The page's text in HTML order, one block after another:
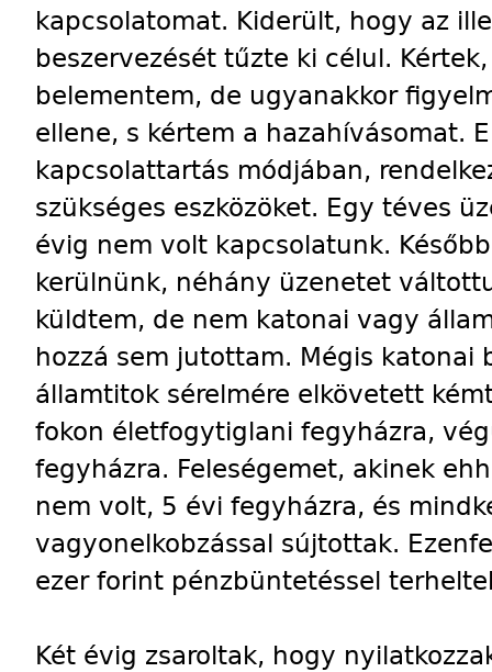
kapcsolatomat. Kiderült, hogy az
beszervezését tűzte ki célul.
belementem, de ugyanakkor
ellene, s kértem a hazahívásomat.
kapcsolattartás módjában,
szükséges eszközöket. Egy téves
évig nem volt kapcsolatunk.
kerülnünk, néhány üzenetet
küldtem, de nem katonai vagy
hozzá sem jutottam. Mégis katonai
államtitok sérelmére elkövetett
fokon életfogytiglani fegyházra,
fegyházra. Feleségemet, akinek
nem volt, 5 évi fegyházra, és
vagyonelkobzással sújtottak.
ezer forint pénzbüntetéssel
Két évig zsaroltak, hogy